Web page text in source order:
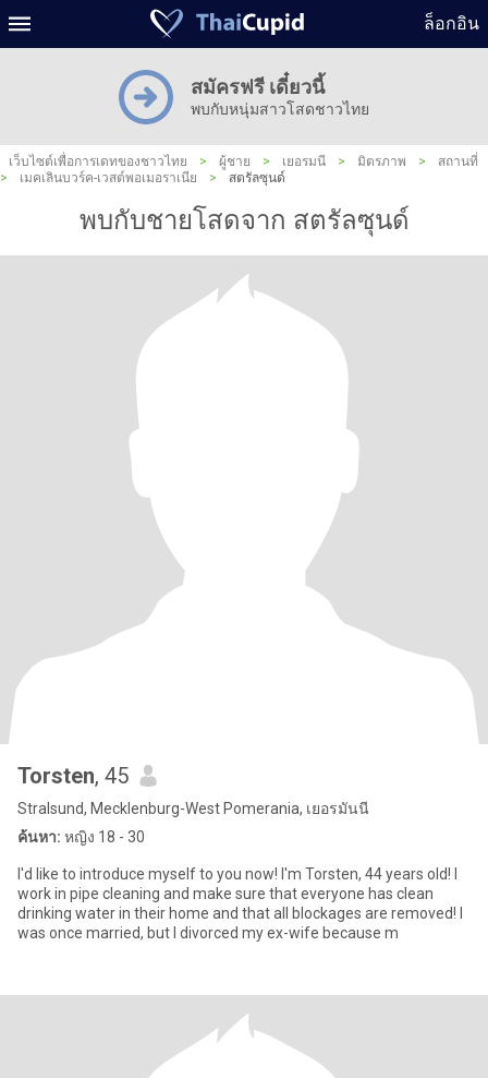
ล็อกอิน
สมัครฟรี เดี๋ยวนี้
พบกับหนุ่มสาวโสดชาวไทย
เว็บไซต์เพื่อการเดทของชาวไทย > ผู้ชาย > เยอรมนี > มิตรภาพ >
สถานที่
>
เมคเลินบวร์ค-เวสต์พอเมอราเนีย > สตรัลซุนด์
พบกับชายโสดจาก สตรัลซุนด์
Torsten, 45
Stralsund, Mecklenburg-West Pomerania, เยอรมันนี
ค้นหา: หญิง 18 - 30
I'd like to introduce myself to you now! I'm Torsten, 44 years old! I
work in pipe cleaning and make sure that everyone has clean
drinking water in their home and that all blockages are removed! I
was once married, but I divorced my ex-wife because m